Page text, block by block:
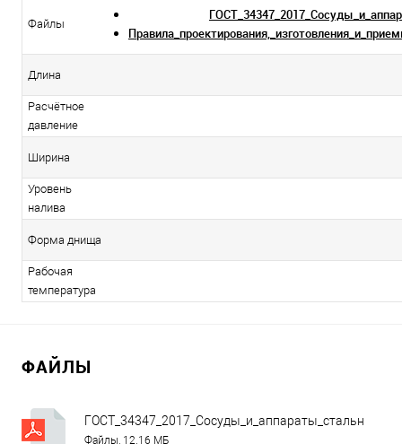
Файлы
Длина
Расчётное
давление
Ширина
Уровень
налива
Форма днища
Рабочая
температура
ФАЙЛЫ
Файлы, 12.16 МБ